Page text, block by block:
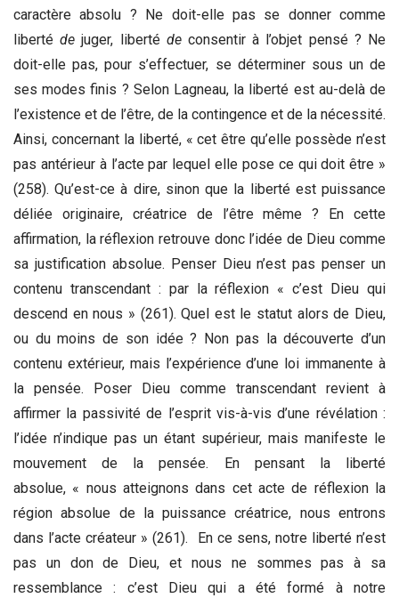
caractère absolu ? Ne doit-elle pas se donner comme
libertéde juger, liberté deconsentir à l’objet pensé ? Ne
doit-elle pas, pour s’effectuer, se déterminer sous un de
ses modes finis ? Selon Lagneau, la liberté est au-delà de
l’existence et de l’être, de la contingence et de la nécessité.
Ainsi, concernant la liberté, « cet être qu’elle possède n’est
pas antérieur à l’acte par lequel elle pose ce qui doit être »
(258). Qu’est-ce à dire, sinon que la liberté est puissance
déliée originaire, créatrice de l’être même ? En cette
affirmation, la réflexion retrouve donc l’idée de Dieu comme
sa justification absolue. Penser Dieu n’est pas penser un
contenu transcendant : par la réflexion « c’est Dieu qui
descend en nous » (261). Quel est le statut alors de Dieu,
ou du moins de son idée ? Non pas la découverte d’un
contenu extérieur, mais l’expérience d’une loi immanente à
la pensée. Poser Dieu comme transcendant revient à
affirmer la passivité de l’esprit vis-à-vis d’une révélation :
l’idée n’indique pas un étant supérieur, mais manifeste le
mouvement de la pensée. En pensant la liberté
absolue, « nous atteignons dans cet acte de réflexion la
région absolue de la puissance créatrice, nous entrons
dans l’acte créateur » (261). En ce sens, notre liberté n’est
pas un don de Dieu, et nous ne sommes pas à sa
ressemblance : c’est Dieu qui a été formé à notre